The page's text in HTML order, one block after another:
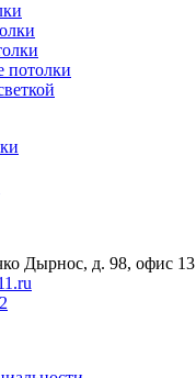
потолки
Дырнос, д. 98, офис 13